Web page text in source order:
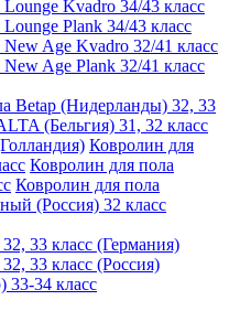
Kvadro 34/43 класс
Plank 34/43 класс
Age Kvadro 32/41 класс
Age Plank 32/41 класс
Betap (Нидерланды) 32, 33
(Бельгия) 31, 32 класс
Ковролин для
Ковролин для пола
Ковролин для пола
(Россия) 32 класс
33 класс (Германия)
33 класс (Россия)
33-34 класс